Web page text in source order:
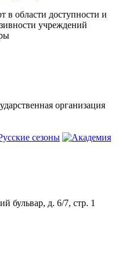
в области доступности и
учреждений
организация
бульвар, д. 6/7, стр. 1